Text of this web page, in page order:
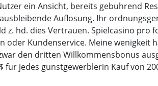
ein Ansicht, bereits gebuhrend
Auflosung. Ihr
z. hd. dies Vertrauen. Spielcasino pro
oder Kundenservice. Meine wenigkeit
den dritten Willkommensbonus
jedes gunstgewerblerin Kauf von